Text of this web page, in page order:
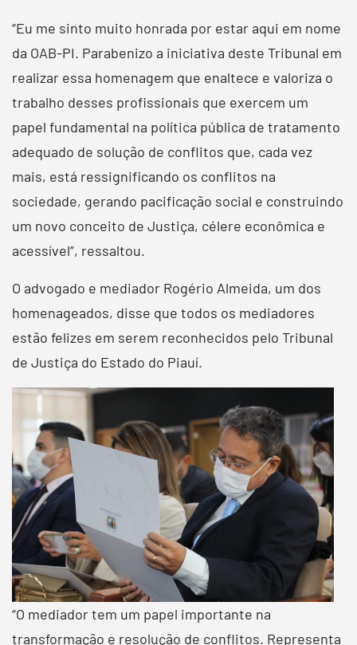
“Eu me sinto muito honrada por estar aqui em nome
da OAB-PI. Parabenizo a iniciativa deste Tribunal em
realizar essa homenagem que enaltece e valoriza o
trabalho desses profissionais que exercem um
papel fundamental na política pública de tratamento
adequado de solução de conflitos que, cada vez
mais, está ressignificando os conflitos na
sociedade, gerando pacificação social e construindo
um novo conceito de Justiça, célere econômica e
acessível”, ressaltou.
O advogado e mediador Rogério Almeida, um dos
homenageados, disse que todos os mediadores
estão felizes em serem reconhecidos pelo Tribunal
de Justiça do Estado do Piauí.
“O mediador tem um papel importante na
transformação e resolução de conflitos. Representa